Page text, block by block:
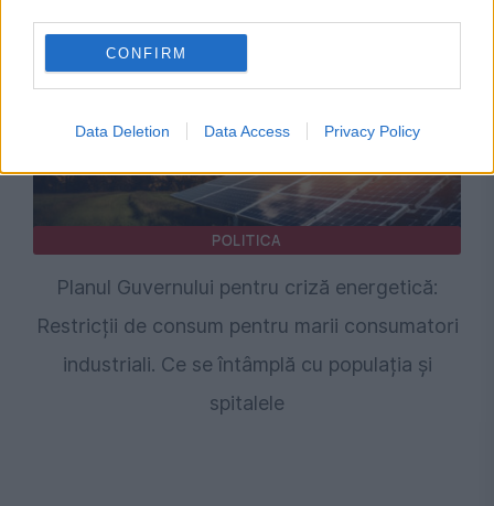
CONFIRM
Data Deletion Data Access Privacy Policy
POLITICA
Planul Guvernului pentru criză energetică:
Restricții de consum pentru marii consumatori
industriali. Ce se întâmplă cu populația și
spitalele